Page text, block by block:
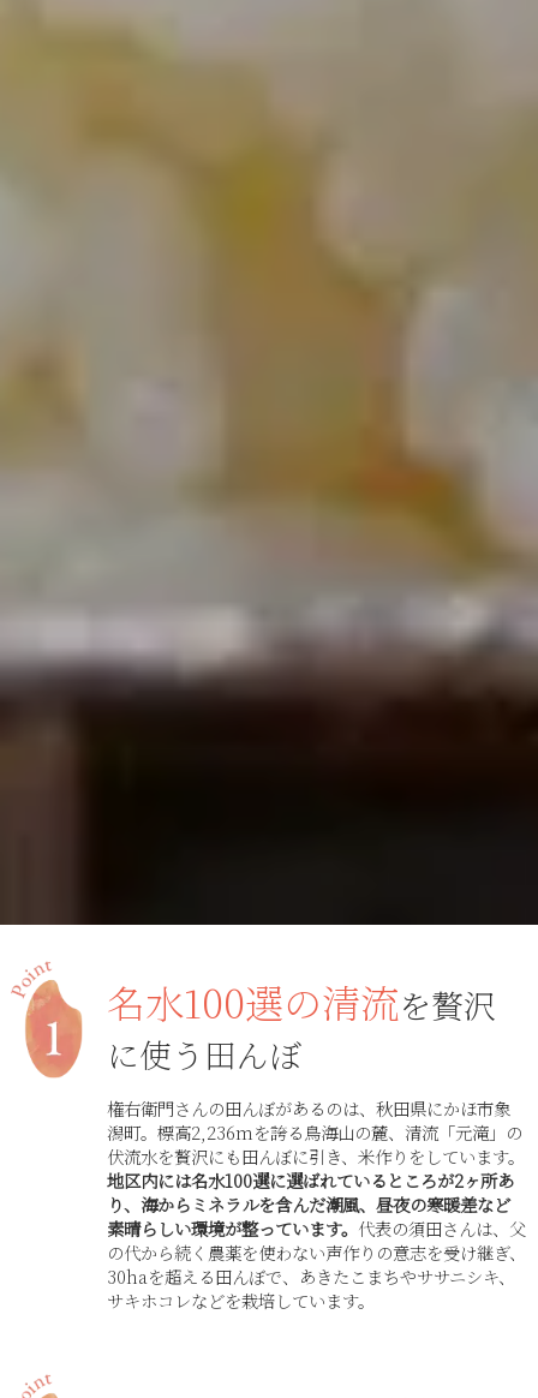
名水100選の清流を贅沢
に使う田んぼ
権右衛門さんの田んぼがあるのは、秋田県にかほ市象
潟町。標高2,236mを誇る鳥海山の麓、清流「元滝」の
伏流水を贅沢にも田んぼに引き、米作りをしています。
地区内には名水100選に選ばれているところが2ヶ所あ
り、海からミネラルを含んだ潮風、昼夜の寒暖差など
素晴らしい環境が整っています。 代表の須田さんは、父
の代から続く農薬を使わない声作りの意志を受け継ぎ、
30haを超える田んぼで、あきたこまちやササニシキ、
サキホコレなどを栽培しています。